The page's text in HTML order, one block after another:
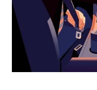
o
calendário.